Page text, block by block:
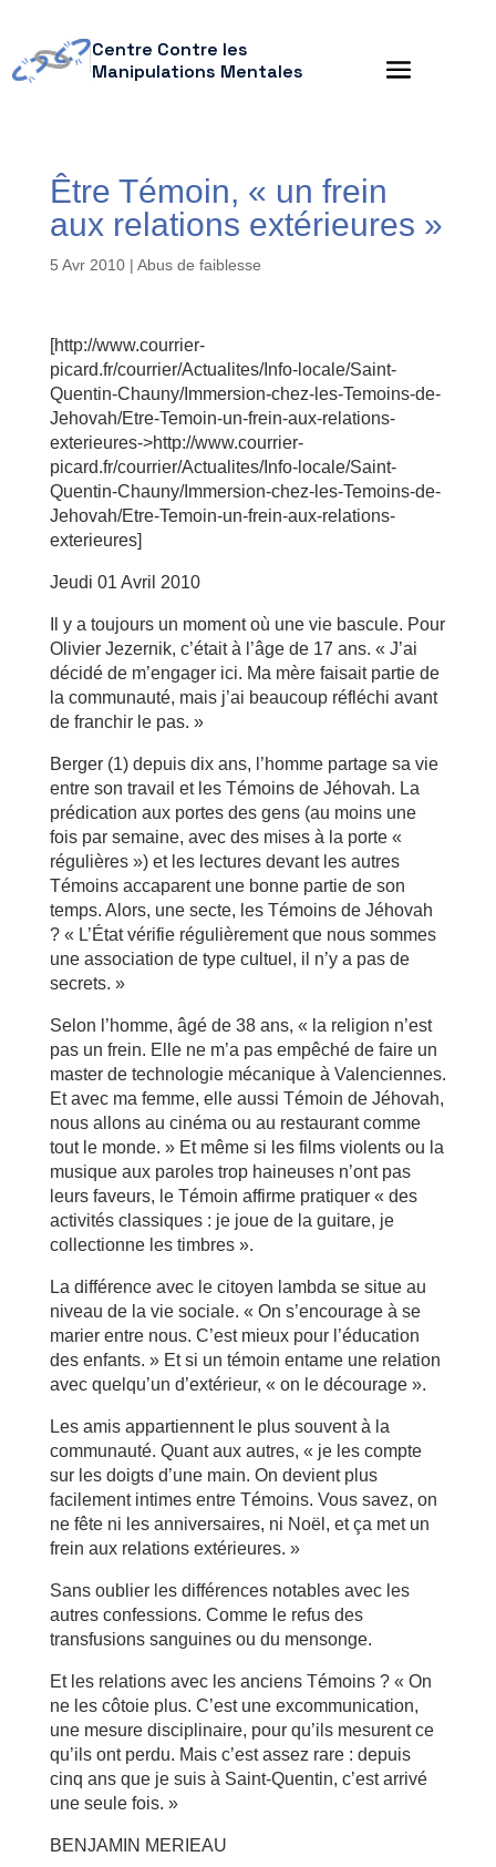
Centre Contre les
Manipulations Mentales
Être Témoin, « un frein
aux relations extérieures »
5 Avr 2010| Abus de faiblesse
[http://www.courrier-
picard.fr/courrier/Actualites/Info-locale/Saint-
Quentin-Chauny/Immersion-chez-les-Temoins-de-
Jehovah/Etre-Temoin-un-frein-aux-relations-
exterieures->http://www.courrier-
picard.fr/courrier/Actualites/Info-locale/Saint-
Quentin-Chauny/Immersion-chez-les-Temoins-de-
Jehovah/Etre-Temoin-un-frein-aux-relations-
exterieures]
Jeudi 01 Avril 2010
Il y a toujours un moment où une vie bascule. Pour
Olivier Jezernik, c’était à l’âge de 17 ans. « J’ai
décidé de m’engager ici. Ma mère faisait partie de
la communauté, mais j’ai beaucoup réfléchi avant
de franchir le pas. »
Berger (1) depuis dix ans, l’homme partage sa vie
entre son travail et les Témoins de Jéhovah. La
prédication aux portes des gens (au moins une
fois par semaine, avec des mises à la porte «
régulières ») et les lectures devant les autres
Témoins accaparent une bonne partie de son
temps. Alors, une secte, les Témoins de Jéhovah
? « L’État vérifie régulièrement que nous sommes
une association de type cultuel, il n’y a pas de
secrets. »
Selon l’homme, âgé de 38 ans, « la religion n’est
pas un frein. Elle ne m’a pas empêché de faire un
master de technologie mécanique à Valenciennes.
Et avec ma femme, elle aussi Témoin de Jéhovah,
nous allons au cinéma ou au restaurant comme
tout le monde. » Et même si les films violents ou la
musique aux paroles trop haineuses n’ont pas
leurs faveurs, le Témoin affirme pratiquer « des
activités classiques : je joue de la guitare, je
collectionne les timbres ».
La différence avec le citoyen lambda se situe au
niveau de la vie sociale. « On s’encourage à se
marier entre nous. C’est mieux pour l’éducation
des enfants. » Et si un témoin entame une relation
avec quelqu’un d’extérieur, « on le décourage ».
Les amis appartiennent le plus souvent à la
communauté. Quant aux autres, « je les compte
sur les doigts d’une main. On devient plus
facilement intimes entre Témoins. Vous savez, on
ne fête ni les anniversaires, ni Noël, et ça met un
frein aux relations extérieures. »
Sans oublier les différences notables avec les
autres confessions. Comme le refus des
transfusions sanguines ou du mensonge.
Et les relations avec les anciens Témoins ? « On
ne les côtoie plus. C’est une excommunication,
une mesure disciplinaire, pour qu’ils mesurent ce
qu’ils ont perdu. Mais c’est assez rare : depuis
cinq ans que je suis à Saint-Quentin, c’est arrivé
une seule fois. »
BENJAMIN MERIEAU